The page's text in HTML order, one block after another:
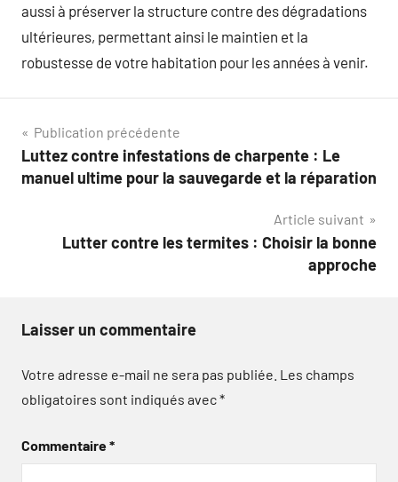
aussi à préserver la structure contre des dégradations
ultérieures, permettant ainsi le maintien et la
robustesse de votre habitation pour les années à venir.
Navigation
de
Publication précédente
Luttez contre infestations de charpente : Le
manuel ultime pour la sauvegarde et la réparation
Article suivant
Lutter contre les termites : Choisir la bonne
approche
Laisser un commentaire
Votre adresse e-mail ne sera pas publiée. Les champs
obligatoires sont indiqués avec*
Commentaire*